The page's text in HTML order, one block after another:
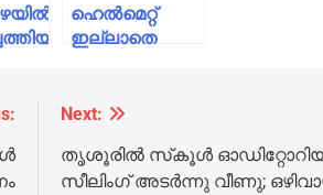
ഹെൽമെറ്റ്
ഇല്ലാതെ
ചെയ്തു;
മുഖത്തടിച്ച്
ജീപ്പിലേക്ക്
Next:
തൃശൂരില്‍ സ്‌കൂള്‍
സീലിംഗ് അടര്‍ന്നു വീണു;